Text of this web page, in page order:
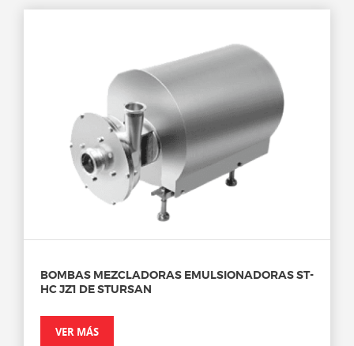
BOMBAS MEZCLADORAS EMULSIONADORAS ST-
HC JZ1 DE STURSAN
VER MÁS